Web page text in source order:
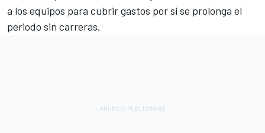
a los equipos para cubrir gastos por si se prolonga el
periodo sin carreras.